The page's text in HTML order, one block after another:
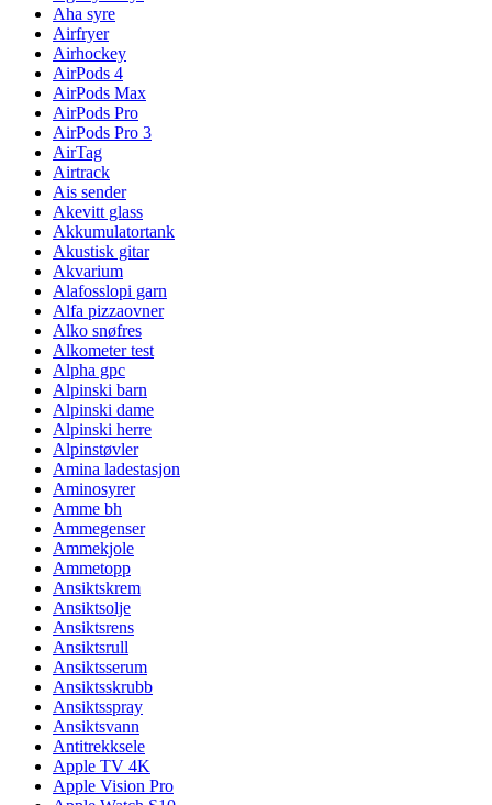
Aha syre
Airfryer
Airhockey
AirPods 4
AirPods Max
AirPods Pro
AirPods Pro 3
AirTag
Airtrack
Ais sender
Akevitt glass
Akkumulatortank
Akustisk gitar
Akvarium
Alafosslopi garn
Alfa pizzaovner
Alko snøfres
Alkometer test
Alpha gpc
Alpinski barn
Alpinski dame
Alpinski herre
Alpinstøvler
Amina ladestasjon
Aminosyrer
Amme bh
Ammegenser
Ammekjole
Ammetopp
Ansiktskrem
Ansiktsolje
Ansiktsrens
Ansiktsrull
Ansiktsserum
Ansiktsskrubb
Ansiktsspray
Ansiktsvann
Antitrekksele
Apple TV 4K
Apple Vision Pro